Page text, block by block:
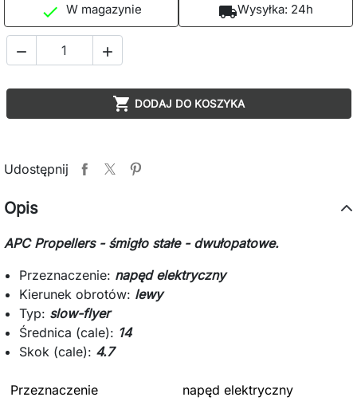
 W magazynie local_shippingWysyłka: 24h
 
 DODAJ DO KOSZYKA
Udostępnij
Opis
APC Propellers - śmigło stałe - dwułopatowe.
Przeznaczenie: napęd elektryczny
Kierunek obrotów: lewy
Typ: slow-flyer
Średnica (cale): 14
Skok (cale): 4.7
Przeznaczenie napęd elektryczny